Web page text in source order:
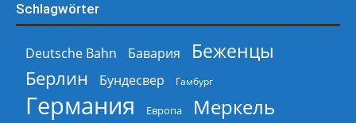
Schlagwörter
Deutsche Bahn Бавария
Беженцы
Берлин
Бундесвер Гамбург
Германия Европа Меркель